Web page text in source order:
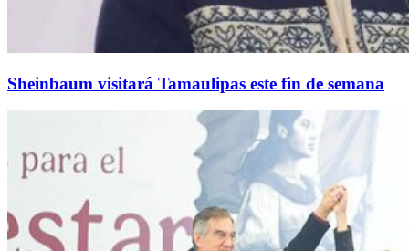
Sheinbaum visitará Tamaulipas este fin de semana